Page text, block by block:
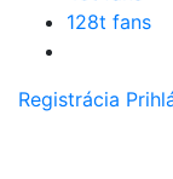
128t fans
Registrácia